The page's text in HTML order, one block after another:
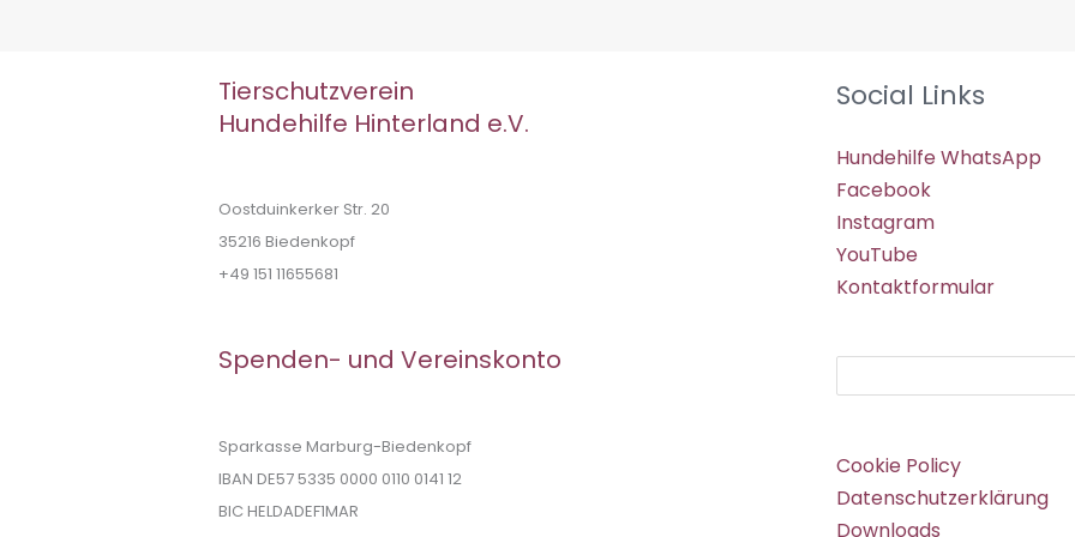
Tierschutzverein
Hundehilfe Hinterland e.V.
Oostduinkerker Str. 20
35216 Biedenkopf
+49 151 11655681
Spenden- und Vereinskonto
Sparkasse Marburg-Biedenkopf
IBAN DE57 5335 0000 0110 0141 12
BIC HELDADEF1MAR
Social Links
Hundehilfe WhatsApp
Facebook
Instagram
YouTube
Kontaktformular
Cookie Policy
Datenschutzerklärung
Downloads